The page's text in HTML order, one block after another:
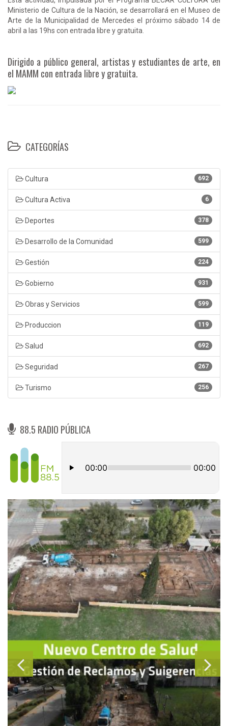
Ministerio de Cultura de la Nación, se desarrollará en el Museo de
Arte de la Municipalidad de Mercedes el próximo sábado 14 de
abril a las 19hs con entrada libre y gratuita.
Dirigido a público general, artistas y estudiantes de arte, en
el MAMM con entrada libre y gratuita.
CATEGORÍAS
692
Cultura
6
Cultura Activa
378
Deportes
599
Desarrollo de la Comunidad
224
Gestión
931
Gobierno
599
Obras y Servicios
119
Produccion
692
Salud
267
Seguridad
256
Turismo
88.5 RADIO PÚBLICA